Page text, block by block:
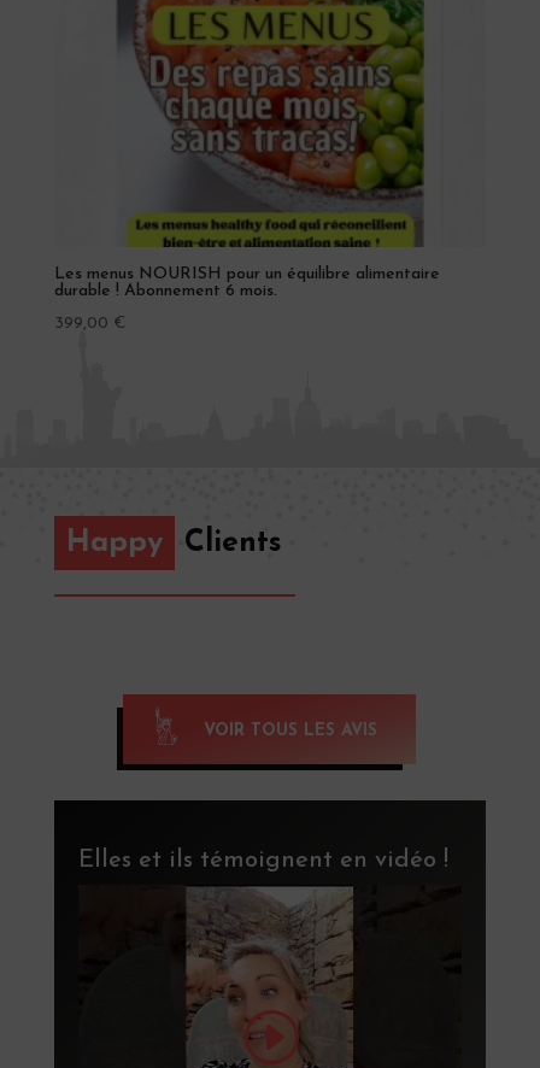
Les menus NOURISH pour un équilibre alimentaire
durable ! Abonnement 6 mois.
399,00 €
Happy Clients
VOIR TOUS LES AVIS
Elles et ils témoignent en vidéo !